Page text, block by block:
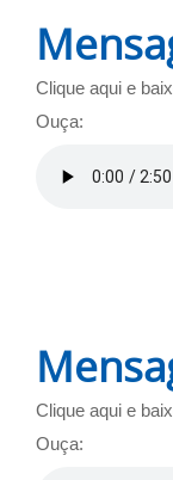
Clique aqui e
Ouça:
Clique aqui e
Ouça: